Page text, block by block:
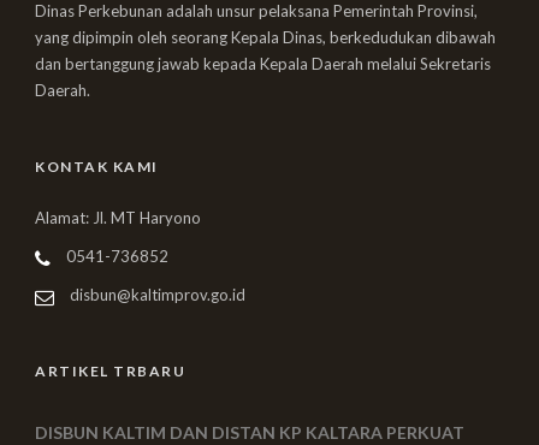
Dinas Perkebunan adalah unsur pelaksana Pemerintah Provinsi,
yang dipimpin oleh seorang Kepala Dinas, berkedudukan dibawah
dan bertanggung jawab kepada Kepala Daerah melalui Sekretaris
Daerah.
KONTAK KAMI
Alamat: Jl. MT Haryono
0541-736852
disbun@kaltimprov.go.id
ARTIKEL TRBARU
DISBUN KALTIM DAN DISTAN KP KALTARA PERKUAT